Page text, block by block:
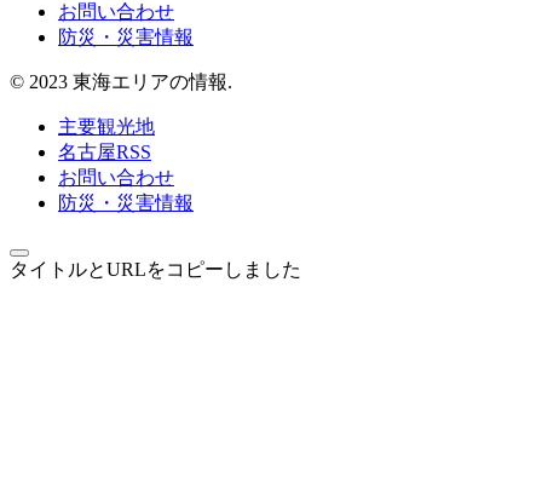
お問い合わせ
防災・災害情報
© 2023 東海エリアの情報.
主要観光地
名古屋RSS
お問い合わせ
防災・災害情報
タイトルとURLをコピーしました